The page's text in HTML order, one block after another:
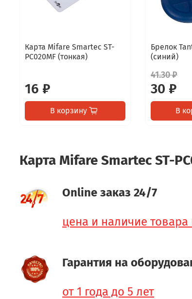
Карта Mifare Smartec ST-
PC020MF (тонкая)
16 ₽
В корзину
Брелок
(синий)
41.30 ₽
30 ₽
В
Карта Mifare Smartec ST-
Online заказ 24/7
цена и наличие товара
Гарантия на
от 1 года до 5 лет